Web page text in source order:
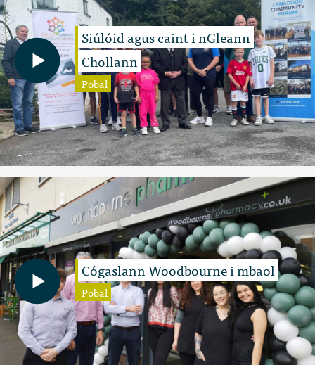
Siúlóid agus caint i nGleann
Chollann
Pobal
Cógaslann Woodbourne i mbaol
Pobal